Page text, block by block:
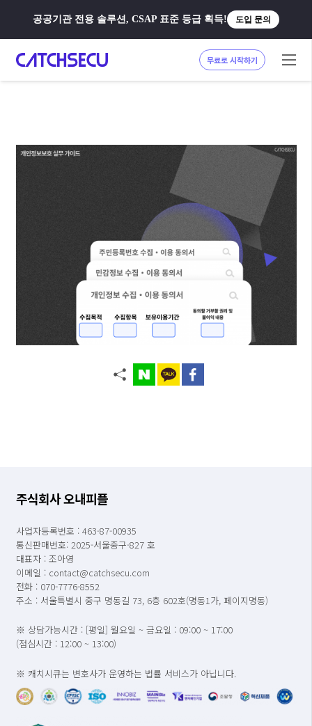
공공기관 전용 솔루션, CSAP 표준 등급 획득! 도입 문의
무료로 시작하기
주식회사 오내피플
사업자등록번호 : 463-87-00935
통신판매번호: 2025-서울중구-827 호
대표자 : 조아영
이메일 : contact@catchsecu.com
전화 : 070-7776-8552
주소 : 서울특별시 중구 명동길 73, 6층 602호(명동1가, 페이지명동)
※ 상담가능시간 : [평일] 월요일 ~ 금요일 : 09:00 ~ 17:00
(점심시간 : 12:00 ~ 13:00)
※ 캐치시큐는 변호사가 운영하는 법률 서비스가 아닙니다.